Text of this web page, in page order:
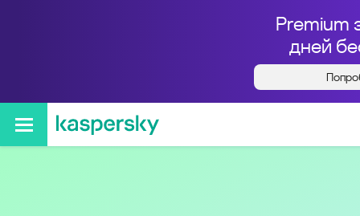
Premium
дней
Кто звонил с номера
+74832320596